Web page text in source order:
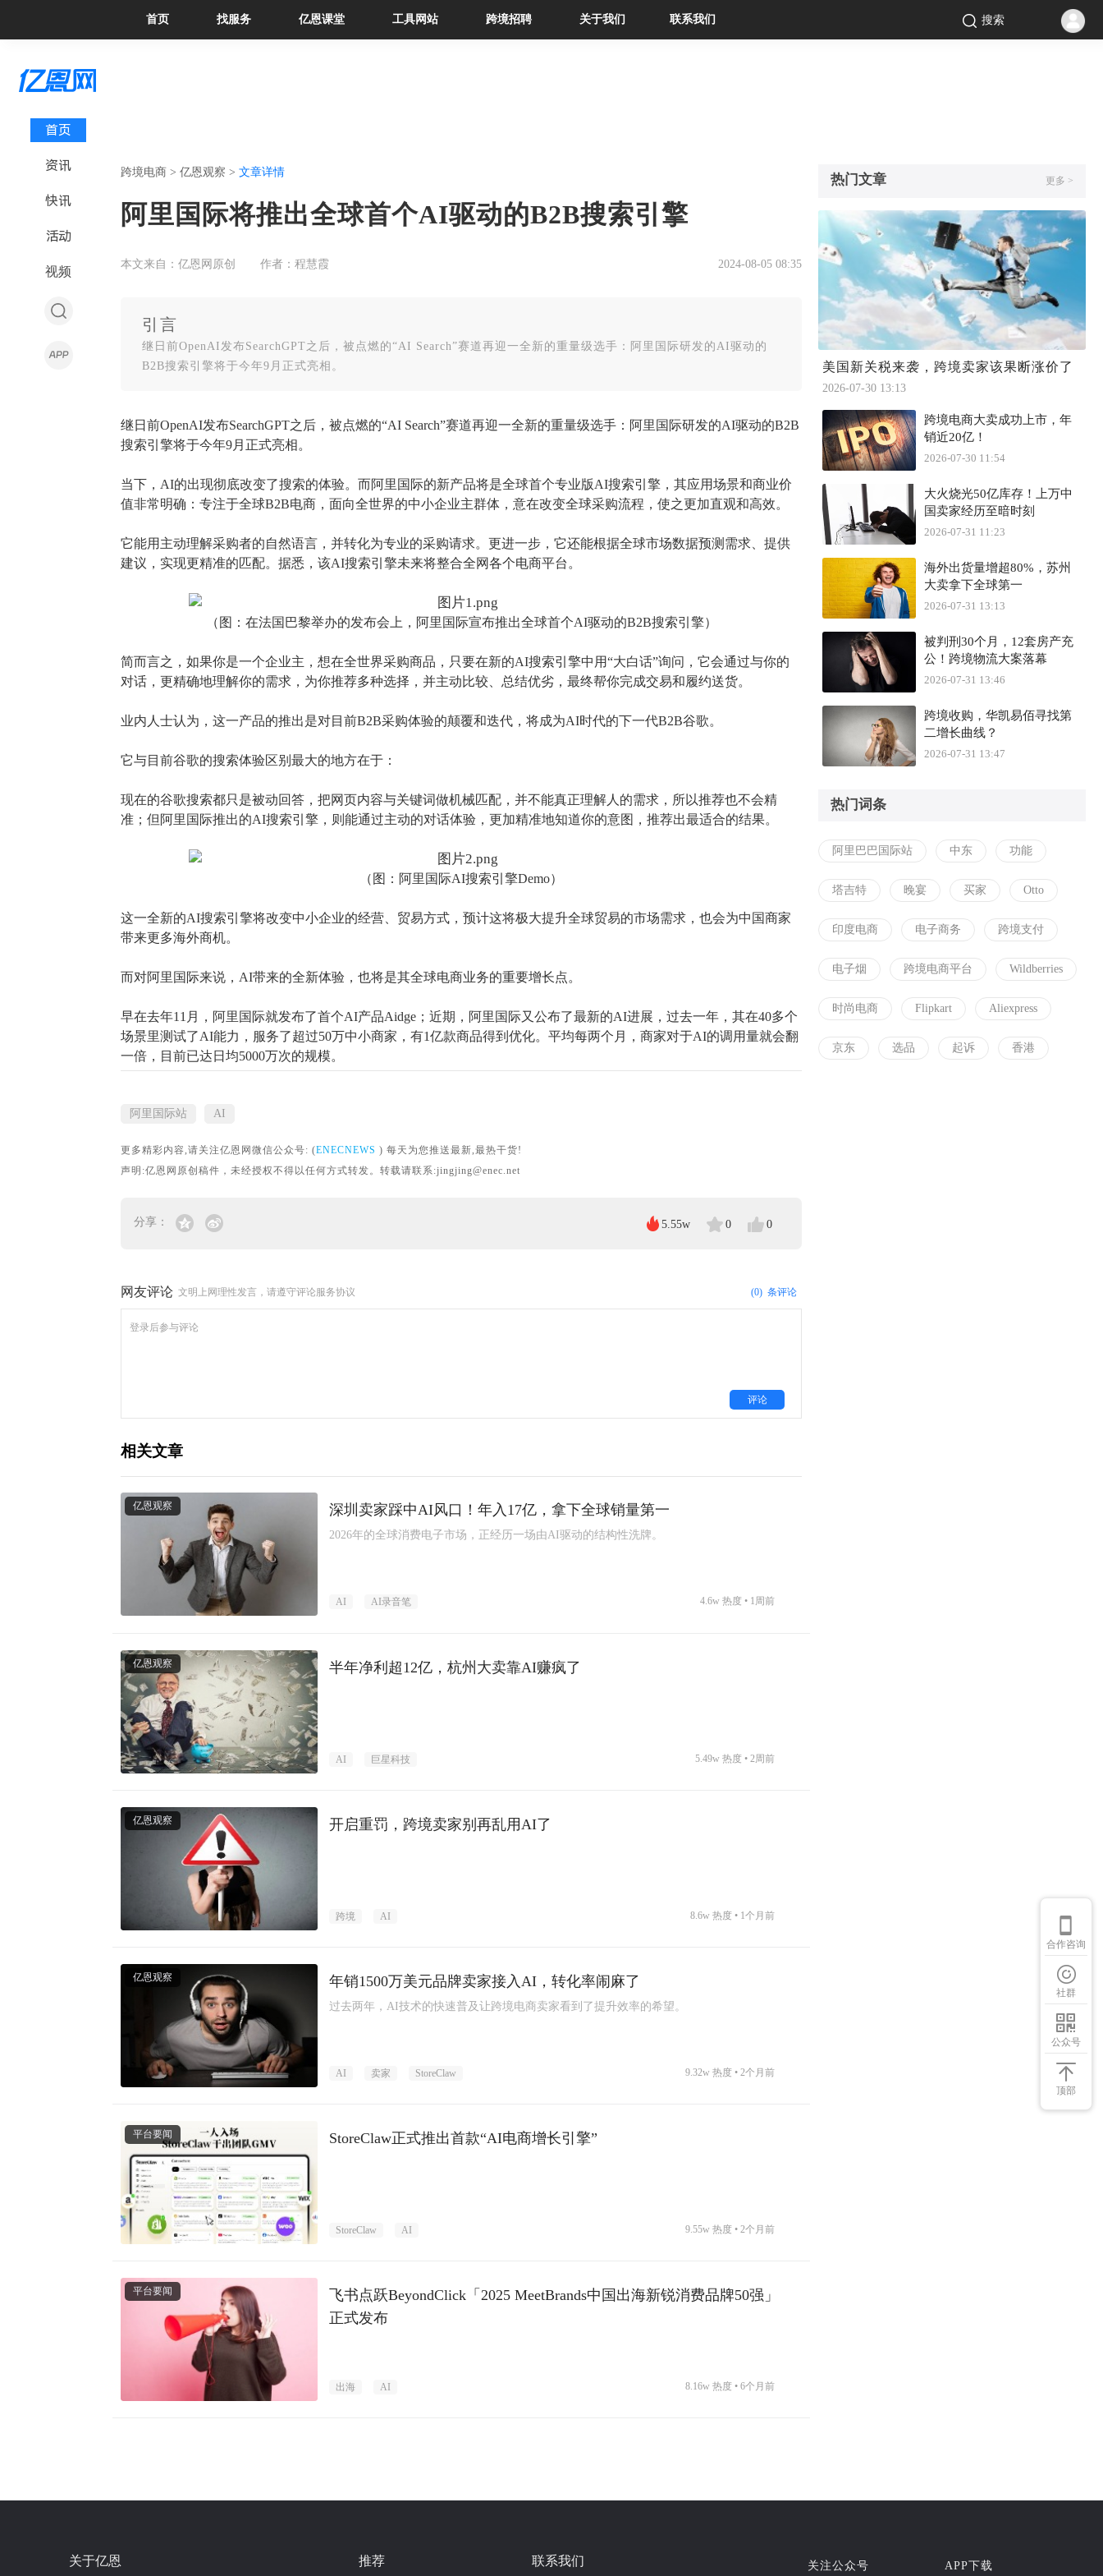
首页 找服务 亿恩课堂 工具网站 跨境招聘 关于我们 联系我们 搜索
首页
资讯
快讯
活动
视频
跨境电商 > 亿恩观察 > 文章详情
阿里国际将推出全球首个AI驱动的B2B搜索引擎
本文来自：亿恩网原创 作者：程慧霞 2024-08-05 08:35
引言
继日前OpenAI发布SearchGPT之后，被点燃的“AI Search”赛道再迎一全新的重量级选手：阿里国际研发的AI驱动的
B2B搜索引擎将于今年9月正式亮相。
继日前OpenAI发布SearchGPT之后，被点燃的“AI Search”赛道再迎一全新的重量级选手：阿里国际研发的AI驱动的B2B
搜索引擎将于今年9月正式亮相。
当下， AI的出现彻底改变了搜索的体验。而阿里国际的新产品将是全球首个专业版AI搜索引擎，其应用场景和商业价
值非常明确：专注于全球B2B电商，面向全世界的中小企业主群体，意在改变全球采购流程，使之更加直观和高效。
它能用主动理解采购者的自然语言，并转化为专业的采购请求。更进一步，它还能根据全球市场数据预测需求、提供
建议，实现更精准的匹配。据悉，该AI搜索引擎未来将整合全网各个电商平台。
（图：在法国巴黎举办的发布会上，阿里国际宣布推出全球首个AI驱动的B2B搜索引擎）
简而言之，如果你是一个企业主，想在全世界采购商品，只要在新的AI搜索引擎中用“大白话”询问，它会通过与你的
对话，更精确地理解你的需求，为你推荐多种选择，并主动比较、总结优劣，最终帮你完成交易和履约送货。
业内人士认为，这一产品的推出是对目前B2B采购体验的颠覆和迭代，将成为AI时代的下一代B2B谷歌。
它与目前谷歌的搜索体验区别最大的地方在于：
现在的谷歌搜索都只是被动回答，把网页内容与关键词做机械匹配，并不能真正理解人的需求，所以推荐也不会精
准；但阿里国际推出的AI搜索引擎，则能通过主动的对话体验，更加精准地知道你的意图，推荐出最适合的结果。
（图：阿里国际AI搜索引擎Demo）
这一全新的AI搜索引擎将改变中小企业的经营、贸易方式，预计这将极大提升全球贸易的市场需求，也会为中国商家
带来更多海外商机。
而对阿里国际来说， AI带来的全新体验，也将是其全球电商业务的重要增长点。
早在去年1 1 月，阿里国际就发布了首个AI产品Aidge；近期，阿里国际又公布了最新的AI进展，过去一年，其在40多个
场景里测试了AI能力，服务了超过50万中小商家，有1亿款商品得到优化。平均每两个月，商家对于AI的调用量就会翻
一倍，目前已达日均5000万次的规模。
阿里国际站 AI
更多精彩内容,请关注亿恩网微信公众号: (ENECNEWS ) 每天为您推送最新,最热干货!
声明:亿恩网原创稿件，未经授权不得以任何方式转发。转载请联系:jingjing@enec.net
分享： 5.55w 0 0
网友评论 文明上网理性发言，请遵守评论服务协议 (0) 条评论
评论
相关文章
亿恩观察 深圳卖家踩中AI风口！年入17亿，拿下全球销量第一
2026年的全球消费电子市场，正经历一场由AI驱动的结构性洗牌。
AI AI录音笔 1周前
4.6w 热度 •
亿恩观察 半年净利超12亿，杭州大卖靠AI赚疯了
AI 巨星科技 2周前
5.49w 热度 •
亿恩观察 开启重罚，跨境卖家别再乱用AI了
跨境 AI 1个月前
8.6w 热度 •
亿恩观察 年销1500万美元品牌卖家接入AI，转化率闹麻了
过去两年，AI技术的快速普及让跨境电商卖家看到了提升效率的希望。
AI 卖家 StoreClaw 2个月前
9.32w 热度 •
平台要闻 StoreClaw正式推出首款“AI电商增长引擎”
StoreClaw AI 2个月前
9.55w 热度 •
平台要闻
飞书点跃BeyondClick「2025 MeetBrands中国出海新锐消费品牌50强」
正式发布
出海 AI 6个月前
8.16w 热度 •
热门文章 更多 >
美国新关税来袭，跨境卖家该果断涨价了
2026-07-30 13:13
跨境电商大卖成功上市，年
销近20亿！
2026-07-30 11:54
大火烧光50亿库存！上万中
国卖家经历至暗时刻
2026-07-31 11:23
海外出货量增超80%，苏州
大卖拿下全球第一
2026-07-31 13:13
被判刑30个月，12套房产充
公！跨境物流大案落幕
2026-07-31 13:46
跨境收购，华凯易佰寻找第
二增长曲线？
2026-07-31 13:47
热门词条
阿里巴巴国际站 中东 功能
塔吉特 晚宴 买家 Otto
印度电商 电子商务 跨境支付
电子烟 跨境电商平台 Wildberries
时尚电商 Flipkart Aliexpress
京东 选品 起诉 香港
合作咨询
社群
公众号
顶部
关于亿恩 推荐 联系我们 关注公众号 APP下载